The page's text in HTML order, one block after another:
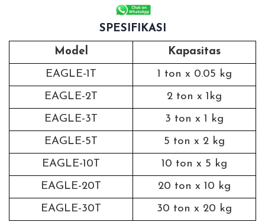
SPESIFIKASI
Model
Kapasitas
EAGLE-1T
1 ton x 0.05 kg
EAGLE-2T
2 ton x 1kg
EAGLE-3T
3 ton x 1 kg
EAGLE-5T
5 ton x 2 kg
EAGLE-10T
10 ton x 5 kg
EAGLE-20T
20 ton x 10 kg
EAGLE-30T
30 ton x 20 kg